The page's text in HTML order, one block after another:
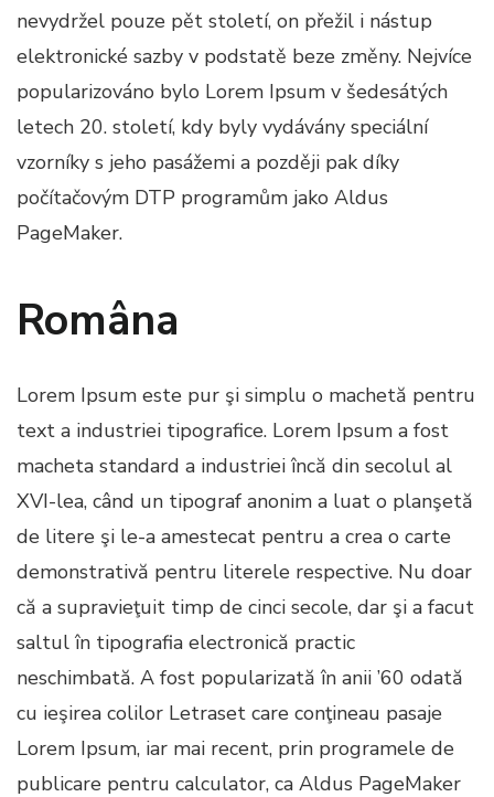
nevydržel pouze pět století, on přežil i nástup
elektronické sazby v podstatě beze změny. Nejvíce
popularizováno bylo Lorem Ipsum v šedesátých
letech 20. století, kdy byly vydávány speciální
vzorníky s jeho pasážemi a později pak díky
počítačovým DTP programům jako Aldus
PageMaker.
Româna
Lorem Ipsum este pur şi simplu o machetă pentru
text a industriei tipografice. Lorem Ipsum a fost
macheta standard a industriei încă din secolul al
XVI-lea, când un tipograf anonim a luat o planşetă
de litere şi le-a amestecat pentru a crea o carte
demonstrativă pentru literele respective. Nu doar
că a supravieţuit timp de cinci secole, dar şi a facut
saltul în tipografia electronică practic
neschimbată. A fost popularizată în anii ’60 odată
cu ieşirea colilor Letraset care conţineau pasaje
Lorem Ipsum, iar mai recent, prin programele de
publicare pentru calculator, ca Aldus PageMaker